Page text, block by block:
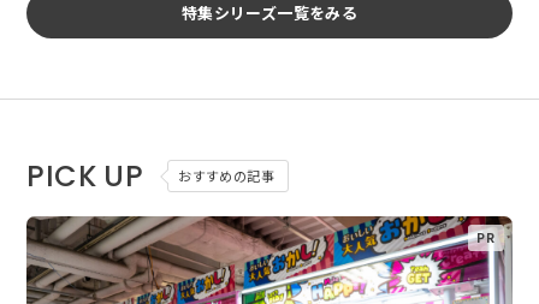
特集シリーズ一覧をみる
PICK UP おすすめの記事